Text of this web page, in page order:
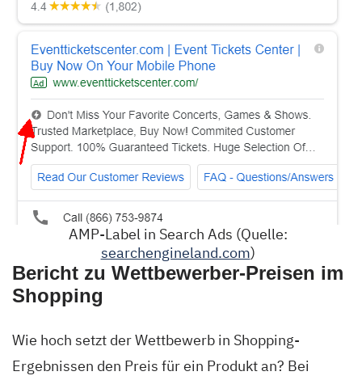
AMP-Label in Search Ads (Quelle:
searchengineland.com)
Bericht zu Wettbewerber-Preisen im
Shopping
Wie hoch setzt der Wettbewerb in Shopping-
Ergebnissen den Preis für ein Produkt an? Bei